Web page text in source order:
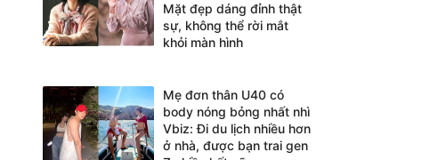
Mặt đẹp dáng đỉnh thật
sự, không thể rời mắt
khỏi màn hình
Mẹ đơn thân U40 có
body nóng bỏng nhất nhì
Vbiz: Đi du lịch nhiều hơn
ở nhà, được bạn trai gen